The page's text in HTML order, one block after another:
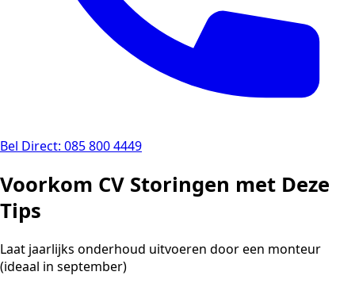
Bel Direct: 085 800 4449
Voorkom CV Storingen met Deze
Tips
Laat jaarlijks onderhoud uitvoeren door een monteur
(ideaal in september)